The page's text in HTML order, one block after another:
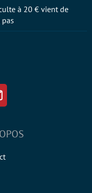
Newsletter
à 20 € vient de